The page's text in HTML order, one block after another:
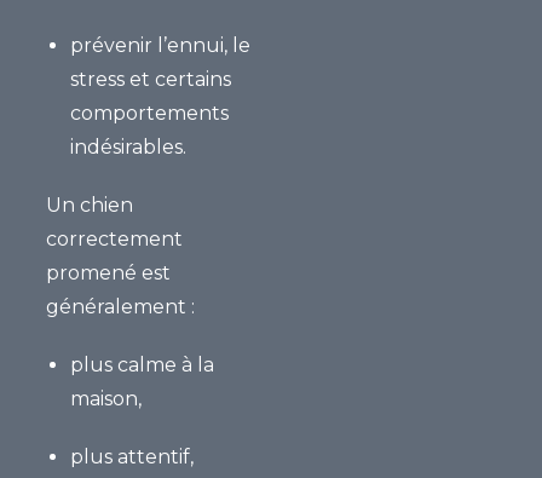
prévenir l’ennui, le
stress et certains
comportements
indésirables.
Un chien
correctement
promené est
généralement :
plus calme à la
maison,
plus attentif,